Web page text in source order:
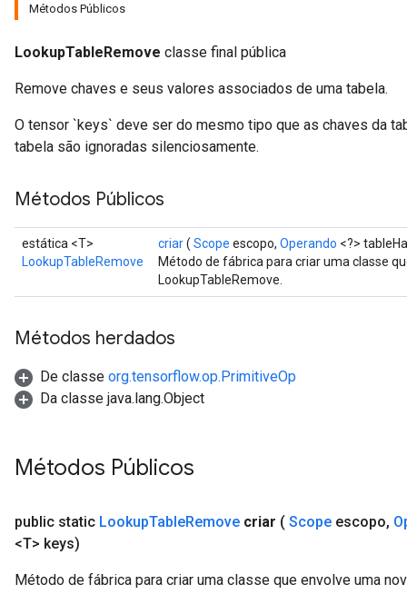
Métodos Públicos
LookupTableRemove classe final pública
Remove chaves e seus valores associados de uma tabela.
O tensor `keys` deve ser do mesmo tipo que as chaves da
tabela são ignoradas silenciosamente.
Métodos Públicos
estática <T>
LookupTableRemove
criar( Scope escopo, Operando <?>
Método de fábrica para criar uma classe
LookupTableRemove.
Métodos herdados
De classe org.tensorflow.op.PrimitiveOp
Da classe java.lang.Object
Métodos Públicos
public static LookupTableRemove criar ( Scope escopo,
<T> keys)
Método de fábrica para criar uma classe que envolve uma